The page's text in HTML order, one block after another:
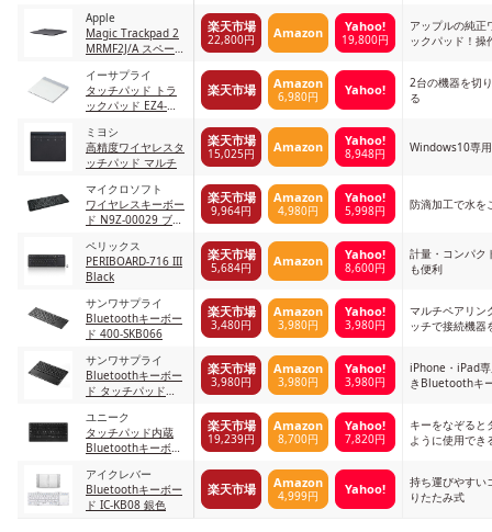
Apple
Magic Trackpad 2
MRMF2J/A スペース
楽天市場
22,800円 Amazon Yahoo!
19,800円
アップルの純正
ックパッド！操
イーサプライ
タッチパッド トラ
ックパッド EZ4-
楽天市場 Amazon
6,980円 Yahoo!
2台の機器を切
る
ミヨシ
高精度ワイヤレスタ
ッチパッド マルチ
楽天市場
15,025円 Amazon Yahoo!
8,948円 Windows10専
マイクロソフト
ワイヤレスキーボー
ド N9Z-00029 ブラ
楽天市場
9,964円
Amazon
4,980円
Yahoo!
5,998円 防滴加工で水を
ペリックス
PERIBOARD-716 III
Black
楽天市場
5,684円 Amazon Yahoo!
8,600円
計量・コンパク
も便利
サンワサプライ
Bluetoothキーボー
ド 400-SKB066
楽天市場
3,480円
Amazon
3,980円
Yahoo!
3,980円
マルチペアリン
ッチで接続機器
サンワサプライ
Bluetoothキーボー
ド タッチパッド
1
楽天市場
3,980円
Amazon
3,980円
Yahoo!
3,980円
iPhone・iPad
きBluetoothキ
ユニーク
タッチパッド内蔵
Bluetoothキーボー
MKB316_BK ブラッ
ク
楽天市場
19,239円
Amazon
8,700円
Yahoo!
7,820円
キーをなぞると
ように使用でき
アイクレバー
Bluetoothキーボー
ド IC-KB08 銀色
楽天市場 Amazon
4,999円 Yahoo!
持ち運びやすい
りたたみ式